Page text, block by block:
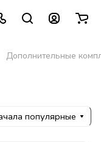
Дополнительные
популярные